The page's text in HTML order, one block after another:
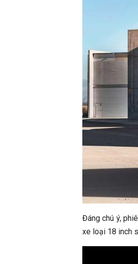
Đáng chú ý,
xe loại 18 inch